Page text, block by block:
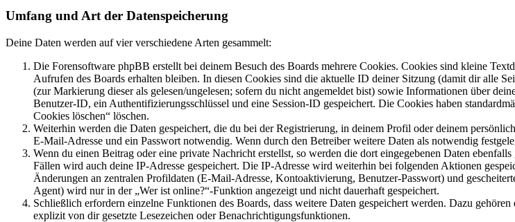
Umfang und Art der Datenspeicherung
Deine Daten werden auf vier verschiedene Arten gesammelt:
Die Forensoftware phpBB erstellt bei deinem Besuch des Boards mehrere Cookies. Cookies sind kleine
Aufrufen des Boards erhalten bleiben. In diesen Cookies sind die aktuelle ID deiner Sitzung (damit dir alle
(zur Markierung dieser als gelesen/ungelesen; sofern du nicht angemeldet bist) sowie Informationen über
Benutzer-ID, ein Authentifizierungsschlüssel und eine Session-ID gespeichert. Die Cookies haben
Cookies löschen“ löschen.
Weiterhin werden die Daten gespeichert, die du bei der Registrierung, in deinem Profil oder deinem
E-Mail-Adresse und ein Passwort notwendig. Wenn durch den Betreiber weitere Daten als notwendig
Wenn du einen Beitrag oder eine private Nachricht erstellst, so werden die dort eingegebenen Daten
Fällen wird auch deine IP-Adresse gespeichert. Die IP-Adresse wird weiterhin bei folgenden Aktionen
Änderungen an zentralen Profildaten (E-Mail-Adresse, Kontoaktivierung, Benutzer-Passwort) und
Agent) wird nur in der „Wer ist online?“-Funktion angezeigt und nicht dauerhaft gespeichert.
Schließlich erfordern einzelne Funktionen des Boards, dass weitere Daten gespeichert werden. Dazu
explizit von dir gesetzte Lesezeichen oder Benachrichtigungsfunktionen.